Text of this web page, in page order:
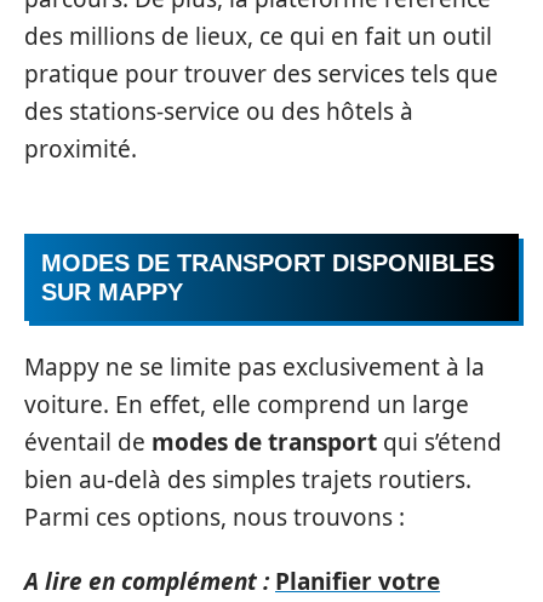
des millions de lieux, ce qui en fait un outil
pratique pour trouver des services tels que
des stations-service ou des hôtels à
proximité.
MODES DE TRANSPORT DISPONIBLES
SUR MAPPY
Mappy ne se limite pas exclusivement à la
voiture. En effet, elle comprend un large
éventail de modes de transport qui s’étend
bien au-delà des simples trajets routiers.
Parmi ces options, nous trouvons :
A lire en complément : Planifier votre